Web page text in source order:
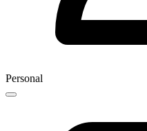
Personal